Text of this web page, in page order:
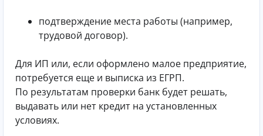
подтверждение места работы (например,
трудовой договор).
Для ИП или, если оформлено малое предприятие,
потребуется еще и выписка из ЕГРП.
По результатам проверки банк будет решать,
выдавать или нет кредит на установленных
условиях.